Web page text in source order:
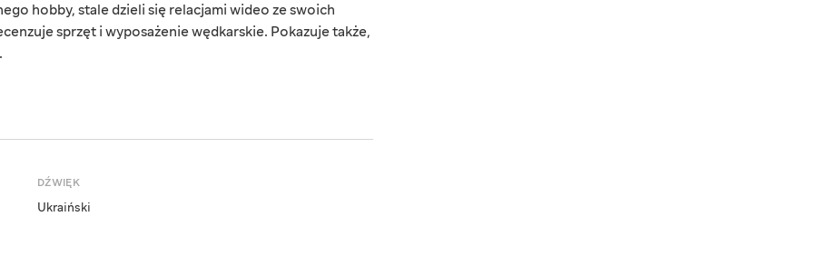
hobby, stale dzieli się relacjami wideo ze swoich
sprzęt i wyposażenie wędkarskie. Pokazuje także,
DŹWIĘK
Ukraiński